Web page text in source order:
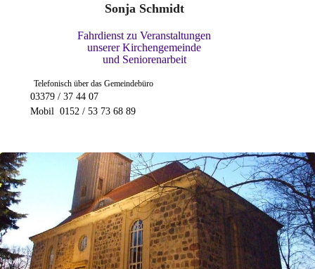
Sonja Schmidt
Fahrdienst zu Veranstaltungen
unserer Kirchengemeinde
und Seniorenarbeit
Telefonisch über das Gemeindebüro
03379 / 37 44 07
Mobil 0152 / 53 73 68 89